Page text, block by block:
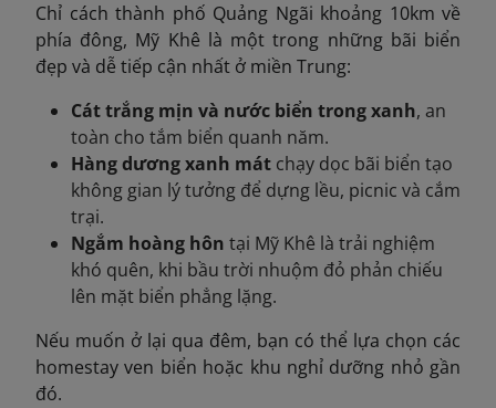
Chỉ cách thành phố Quảng Ngãi khoảng 10km về
phía đông, Mỹ Khê là một trong những bãi biển
đẹp và dễ tiếp cận nhất ở miền Trung:
Cát trắng mịn và nước biển trong xanh, an
toàn cho tắm biển quanh năm.
Hàng dương xanh mát chạy dọc bãi biển tạo
không gian lý tưởng để dựng lều, picnic và cắm
trại.
Ngắm hoàng hôn tại Mỹ Khê là trải nghiệm
khó quên, khi bầu trời nhuộm đỏ phản chiếu
lên mặt biển phẳng lặng.
Nếu muốn ở lại qua đêm, bạn có thể lựa chọn các
homestay ven biển hoặc khu nghỉ dưỡng nhỏ gần
đó.